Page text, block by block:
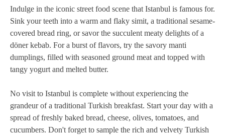
Indulge in the iconic street food scene that Istanbul is famous for.
Sink your teeth into a warm and flaky simit, a traditional sesame-
covered bread ring, or savor the succulent meaty delights of a
döner kebab. For a burst of flavors, try the savory manti
dumplings, filled with seasoned ground meat and topped with
tangy yogurt and melted butter.
No visit to Istanbul is complete without experiencing the
grandeur of a traditional Turkish breakfast. Start your day with a
spread of freshly baked bread, cheese, olives, tomatoes, and
cucumbers. Don't forget to sample the rich and velvety Turkish